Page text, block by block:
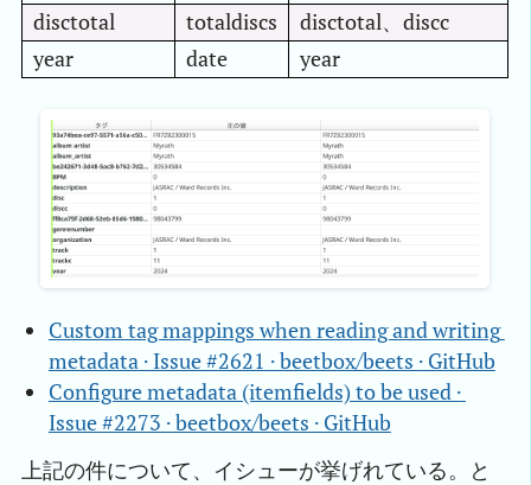
disctotal
totaldiscs
disctotal、discc
year
date year
Custom tag mappings when reading and writing
metadata · Issue #2621 · beetbox/beets · GitHub
Configure metadata (itemfields) to be used ·
Issue #2273 · beetbox/beets · GitHub
上記の件について、イシューが挙げれている。と